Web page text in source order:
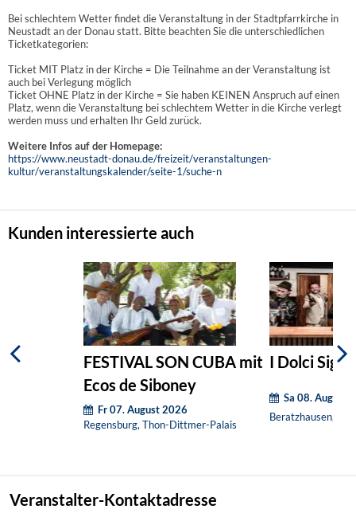
Bei schlechtem Wetter findet die Veranstaltung in der Stadtpfarrkirche in
Neustadt an der Donau statt. Bitte beachten Sie die unterschiedlichen
Ticketkategorien:
Ticket MIT Platz in der Kirche = Die Teilnahme an der Veranstaltung ist
auch bei Verlegung möglich
Ticket OHNE Platz in der Kirche = Sie haben KEINEN Anspruch auf einen
Platz, wenn die Veranstaltung bei schlechtem Wetter in die Kirche verlegt
werden muss und erhalten Ihr Geld zurück.
Weitere Infos auf der Homepage:
https://www.neustadt-donau.de/freizeit/veranstaltungen-
kultur/veranstaltungskalender/seite-1/suche-n
Kunden interessierte auch
FESTIVAL SON CUBA mit
Ecos de Siboney
Fr 07. August 2026
Regensburg, Thon-Dittmer-Palais
I Dolci
Sa 08. August
Beratzhausen,
Veranstalter-Kontaktadresse